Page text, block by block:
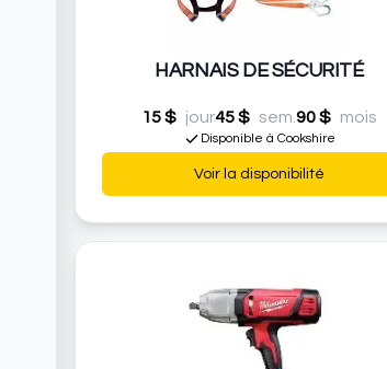
HARNAIS DE SÉCURITÉ
15 $ jour45 $ sem. 90 $ mois
Disponible à Cookshire
Voir la disponibilité